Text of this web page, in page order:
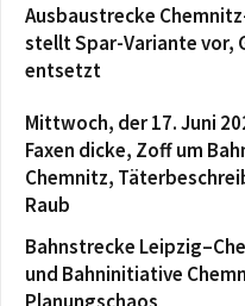
Ausbaustrecke
stellt Spar-Variante vor,
entsetzt
Mittwoch, der 17. Juni
Faxen dicke, Zoff um
Chemnitz,
Raub
Bahnstrecke
und Bahninitiative
Planungschaos